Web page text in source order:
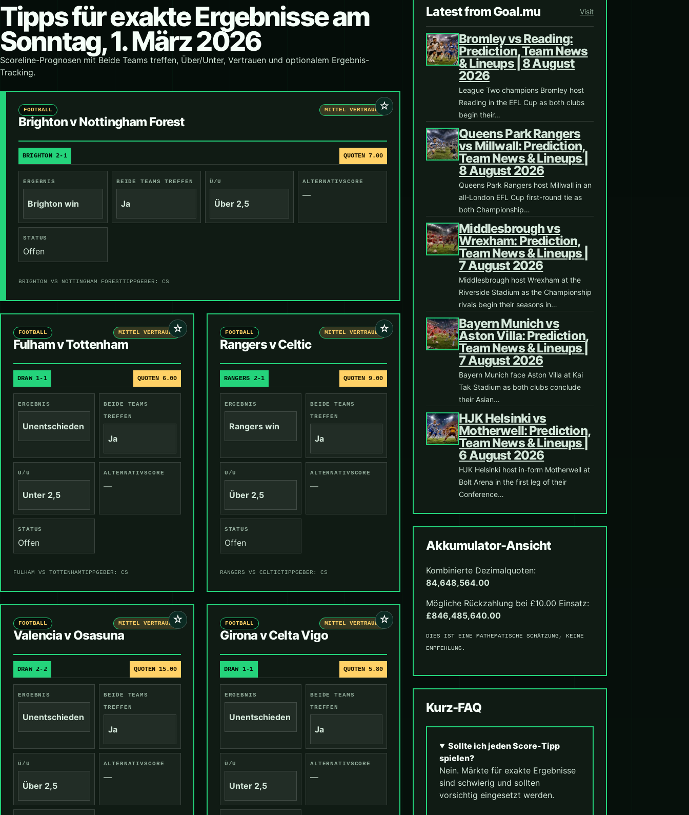
Tipps für exakte Ergebnisse am
Sonntag, 1. März 2026
Scoreline-Prognosen mit Beide Teams treffen, Über/Unter, Vertrauen und optionalem Ergebnis-
Tracking.
☆
FOOTBALL MITTEL VERTRAUEN
Brighton v Nottingham Forest
BRIGHTON 2-1 QUOTEN 7.00
ERGEBNIS
Brighton win
BEIDE TEAMS TREFFEN
Ja
Ü/U
Über 2,5
ALTERNATIVSCORE
—
STATUS
Offen
BRIGHTON VS NOTTINGHAM FORESTTIPPGEBER: CS
☆
FOOTBALL MITTEL VERTRAUEN
Fulham v Tottenham
DRAW 1-1 QUOTEN 6.00
ERGEBNIS
Unentschieden
BEIDE TEAMS
TREFFEN
Ja
Ü/U
Unter 2,5
ALTERNATIVSCORE
—
STATUS
Offen
FULHAM VS TOTTENHAMTIPPGEBER: CS
☆
FOOTBALL MITTEL VERTRAUEN
Rangers v Celtic
RANGERS 2-1 QUOTEN 9.00
ERGEBNIS
Rangers win
BEIDE TEAMS
TREFFEN
Ja
Ü/U
Über 2,5
ALTERNATIVSCORE
—
STATUS
Offen
RANGERS VS CELTICTIPPGEBER: CS
☆
FOOTBALL MITTEL VERTRAUEN
Valencia v Osasuna
DRAW 2-2 QUOTEN 15.00
ERGEBNIS
Unentschieden
BEIDE TEAMS
TREFFEN
Ja
Ü/U
Über 2,5
ALTERNATIVSCORE
—
☆
FOOTBALL MITTEL VERTRAUEN
Girona v Celta Vigo
DRAW 1-1 QUOTEN 5.80
ERGEBNIS
Unentschieden
BEIDE TEAMS
TREFFEN
Ja
Ü/U
Unter 2,5
ALTERNATIVSCORE
—
Latest from Goal.mu Visit
Bromley vs Reading:
Prediction, Team News
& Lineups | 8 August
2026
League Two champions Bromley host
Reading in the EFL Cup as both clubs
begin their…
Queens Park Rangers
vs Millwall: Prediction,
Team News & Lineups |
8 August 2026
Queens Park Rangers host Millwall in an
all-London EFL Cup first-round tie as
both Championship…
Middlesbrough vs
Wrexham: Prediction,
Team News & Lineups |
7 August 2026
Middlesbrough host Wrexham at the
Riverside Stadium as the Championship
rivals begin their seasons in…
Bayern Munich vs
Aston Villa: Prediction,
Team News & Lineups |
7 August 2026
Bayern Munich face Aston Villa at Kai
Tak Stadium as both clubs conclude
their Asian…
HJK Helsinki vs
Motherwell: Prediction,
Team News & Lineups |
6 August 2026
HJK Helsinki host in-form Motherwell at
Bolt Arena in the first leg of their
Conference…
Akkumulator-Ansicht
Kombinierte Dezimalquoten:
84,648,564.00
Mögliche Rückzahlung bei £10.00 Einsatz:
£846,485,640.00
DIES IST EINE MATHEMATISCHE SCHÄTZUNG, KEINE
EMPFEHLUNG.
Kurz-FAQ
Sollte ich jeden Score-Tipp
spielen?
Nein. Märkte für exakte Ergebnisse
sind schwierig und sollten
vorsichtig eingesetzt werden.